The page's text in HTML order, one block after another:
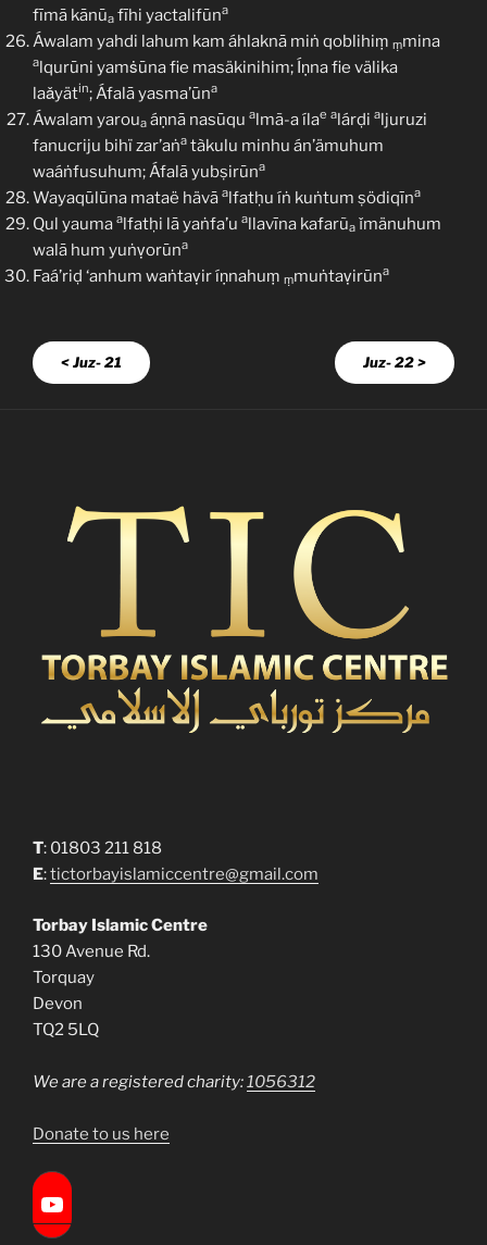
fīmā kānūa fīhi yactalifūna
Áwalam yahdi lahum kam áhlaknā miṅ qoblihiṃ ṃmina
alqurūni yamṡūna fie masäkinihim; Íṇna fie välika
laǎyätin; Áfalā yasma’ūna
Áwalam yaroua áṇnā nasūqu almã-a ílae alárḍi aljuruzi
fanucriju bihï zar’aṅa tàkulu minhu án’ämuhum
waáṅfusuhum; Áfalā yubṣirūna
Wayaqūlūna mataë hävā alfatḥu íṅ kuṅtum ṣödiqīna
Qul yauma alfatḥi lā yaṅfa’u allavīna kafarũa ǐmänuhum
walā hum yuṅṿorūna
Faá’riḍ ‘anhum waṅtaṿir íṇnahuṃ ṃmuṅtaṿirūna
< Juz- 21 Juz- 22 >
T: 01803 211 818
E:tictorbayislamiccentre@gmail.com
Torbay Islamic Centre
130 Avenue Rd.
Torquay
Devon
TQ2 5LQ
We are a registered charity: 1056312
Donate to us here
Torbay Islamic Centre